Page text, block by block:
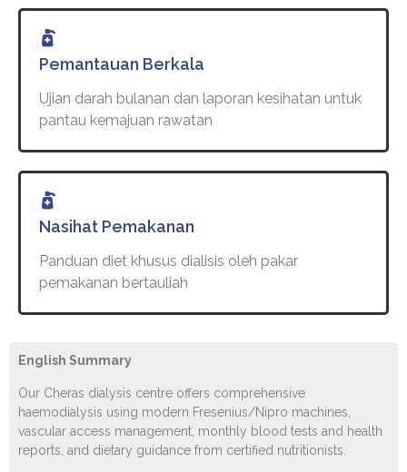
Pemantauan Berkala
Ujian darah bulanan dan laporan kesihatan untuk
pantau kemajuan rawatan
Nasihat Pemakanan
Panduan diet khusus dialisis oleh pakar
pemakanan bertauliah
English Summary
Our Cheras dialysis centre offers comprehensive
haemodialysis using modern Fresenius/Nipro machines,
vascular access management, monthly blood tests and health
reports, and dietary guidance from certified nutritionists.